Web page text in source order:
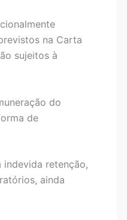
na Carta
sujeitos à
do
de
retenção,
ainda